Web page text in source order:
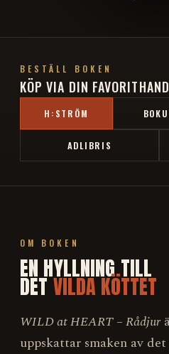
BESTÄLL BOKEN
KÖP VIA DIN
H:STRÖM
ADLIBRIS
OM BOKEN
EN HYLLNING TILL
DETVILDA KÖTTET
WILD at HEART – Rådjur
uppskattar smaken av